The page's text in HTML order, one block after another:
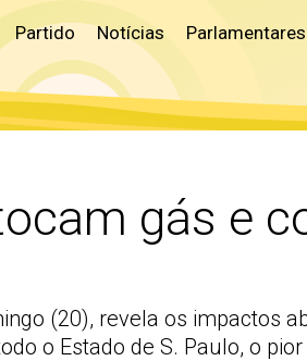
Partido Notícias Parlamentares
gás e
(20), revela os impactos
o Estado de S. Paulo, o